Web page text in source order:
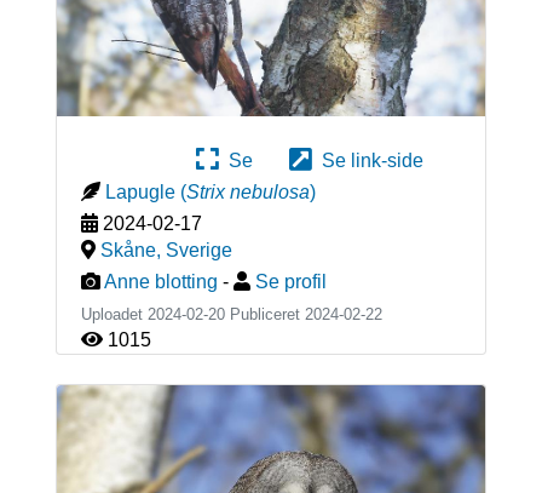
Se
Se link-side
Lapugle (Strix nebulosa)
2024-02-17
Skåne, Sverige
Anne blotting - Se profil
Uploadet 2024-02-20 Publiceret 2024-02-22
1015